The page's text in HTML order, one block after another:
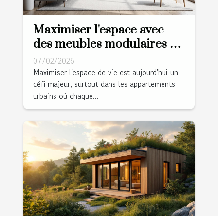
Maximiser l'espace avec
des meubles modulaires et
multifonctions
07/02/2026
Maximiser l'espace de vie est aujourd'hui un
défi majeur, surtout dans les appartements
urbains où chaque...